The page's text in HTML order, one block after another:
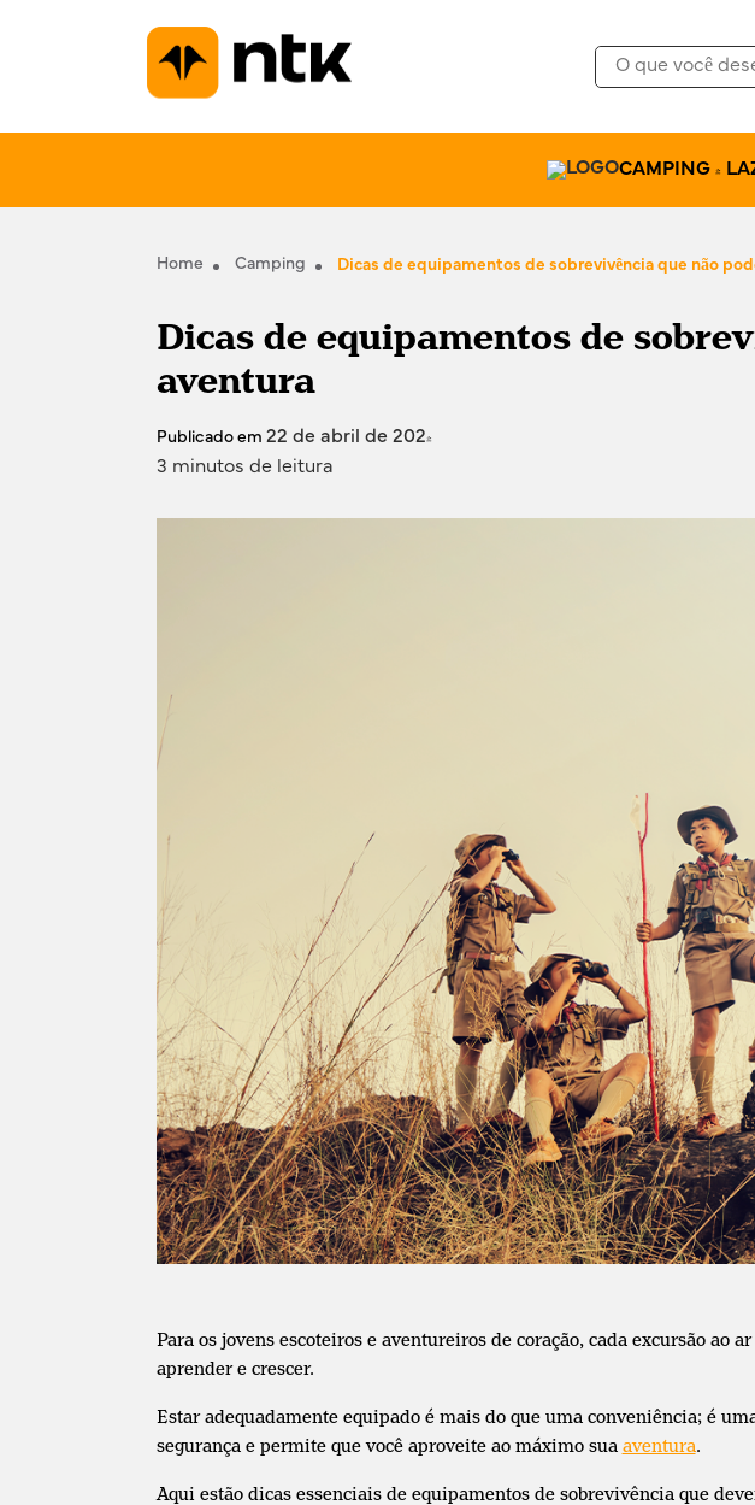
CAMPING &
Home Camping Dicas de equipamentos de sobrevivência que não
Dicas de equipamentos de
aventura
Publicado em 22 de abril de 2024
3 minutos de leitura
Para os jovens escoteiros e aventureiros de coração, cada excursão ao
aprender e crescer.
Estar adequadamente equipado é mais do que uma conveniência; é
segurança e permite que você aproveite ao máximo sua aventura.
Aqui estão dicas essenciais de equipamentos de sobrevivência que